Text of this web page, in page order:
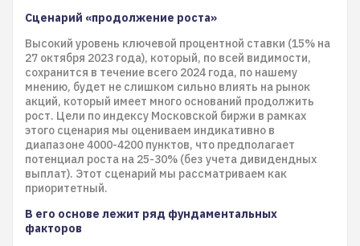
Сценарий «продолжение роста»
Высокий уровень ключевой процентной ставки (15% на
27 октября 2023 года), который, по всей видимости,
сохранится в течение всего 2024 года, по нашему
мнению, будет не слишком сильно влиять на рынок
акций, который имеет много оснований продолжить
рост. Цели по индексу Московской биржи в рамках
этого сценария мы оцениваем индикативно в
диапазоне 4000-4200 пунктов, что предполагает
потенциал роста на 25-30% (без учета дивидендных
выплат). Этот сценарий мы рассматриваем как
приоритетный.
В его основе лежит ряд фундаментальных
факторов